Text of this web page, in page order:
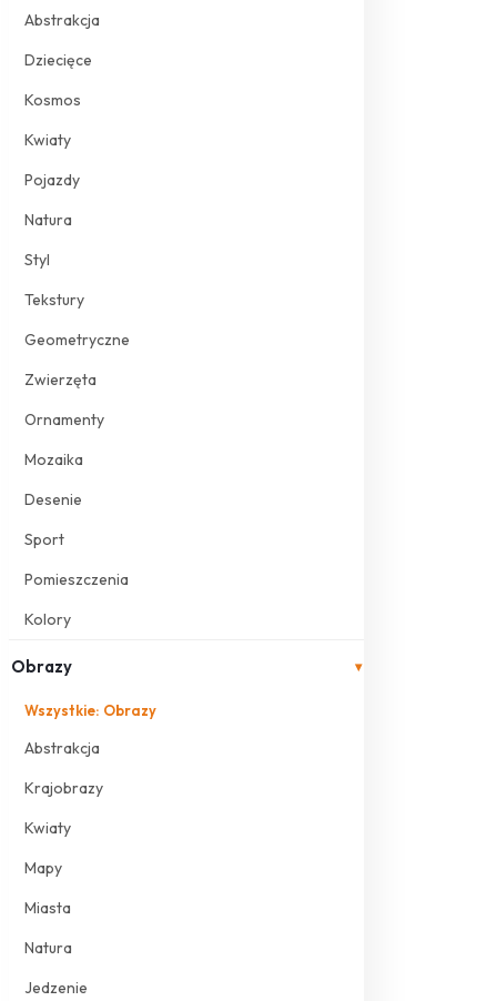
Abstrakcja
Dziecięce
Kosmos
Kwiaty
Pojazdy
Natura
Styl
Tekstury
Geometryczne
Zwierzęta
Ornamenty
Mozaika
Desenie
Sport
Pomieszczenia
Kolory
Obrazy ▾
Wszystkie: Obrazy
Abstrakcja
Krajobrazy
Kwiaty
Mapy
Miasta
Natura
Jedzenie